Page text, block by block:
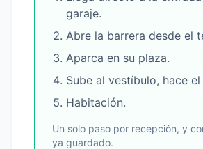
garaje.
Abre la barrera desde el
Aparca en su plaza.
Sube al vestíbulo, hace
Habitación.
Un solo paso por recepción, y
ya guardado.